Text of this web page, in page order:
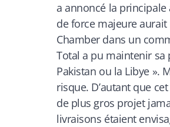
a annoncé la
de force majeure aurait
Chamber dans un
Total a pu maintenir sa
Pakistan ou la Libye ».
risque. D’autant que
de plus gros projet
livraisons étaient